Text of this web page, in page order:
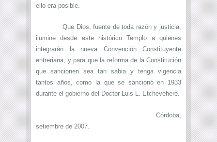
ello era posible.
Que Dios, fuente de toda razón y justicia,
ilumine desde este histórico Templo a quienes
integrarán la nueva Convención Constituyente
entreriana, y para que la reforma de la Constitución
que sancionen sea tan sabia y tenga vigencia
tantos años, como la que se sancionó en 1933
durante el gobierno del Doctor Luis L. Etchevehere.
Córdoba,
setiembre de 2007.